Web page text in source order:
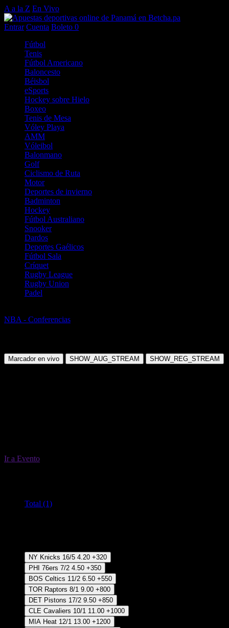
A a la Z En Vivo
Entrar Cuenta Boleto 0
Fútbol
Tenis
Fútbol Americano
Baloncesto
Béisbol
eSports
Hockey sobre Hielo
Boxeo
Tenis de Mesa
Vóley Playa
AMM
Vóleibol
Balonmano
Golf
Ciclismo de Ruta
Motor
Deportes de invierno
Badminton
Hockey
Fútbol Australiano
Snooker
Dardos
Deportes Gaélicos
Fútbol Sala
Críquet
Rugby League
Rugby Union
Padel
NBA - Conferencias
Marcador en vivo SHOW_AUG_STREAM SHOW_REG_STREAM
Ir a Evento
Total (1)
NY Knicks 16/5 4.20 +320
PHI 76ers 7/2 4.50 +350
BOS Celtics 11/2 6.50 +550
TOR Raptors 8/1 9.00 +800
DET Pistons 17/2 9.50 +850
CLE Cavaliers 10/1 11.00 +1000
MIA Heat 12/1 13.00 +1200